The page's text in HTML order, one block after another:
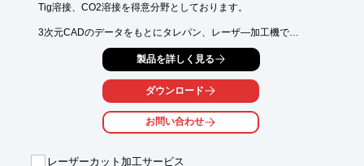
Tig溶接、CO2溶接を得意分野としております。
3次元CADのデータをもとにタレパン、レーザ―加工機で
鉄の板厚0.3～22mmやステンレスの板厚0.3～12mmの加工がで
Tig溶接と半自動溶接で板厚0.8mmから製品化していきます。
■溶接加工
製品を詳しく見る
ダウンロード
お問い合わせ
レーザーカット加工サービス